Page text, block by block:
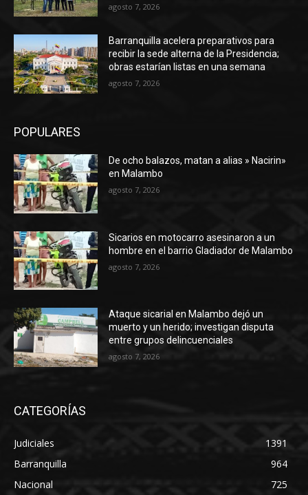
agosto 7, 2026
Barranquilla acelera preparativos para
recibir la sede alterna de la Presidencia;
obras estarían listas en una semana
agosto 7, 2026
POPULARES
De ocho balazos, matan a alias » Nacirin»
en Malambo
agosto 7, 2026
Sicarios en motocarro asesinaron a un
hombre en el barrio Gladiador de Malambo
agosto 7, 2026
Ataque sicarial en Malambo dejó un
muerto y un herido; investigan disputa
entre grupos delincuenciales
agosto 7, 2026
CATEGORÍAS
Judiciales
1391
Barranquilla
964
Nacional
725